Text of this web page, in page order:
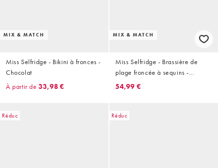
MIX & MATCH
Miss Selfridge - Bikini à fronces -
Chocolat
À partir de 33,98 €
MIX & MATCH
Miss Selfridge - Brassière de
plage froncée à sequins -
Babeurre
54,99 €
Réduc Réduc